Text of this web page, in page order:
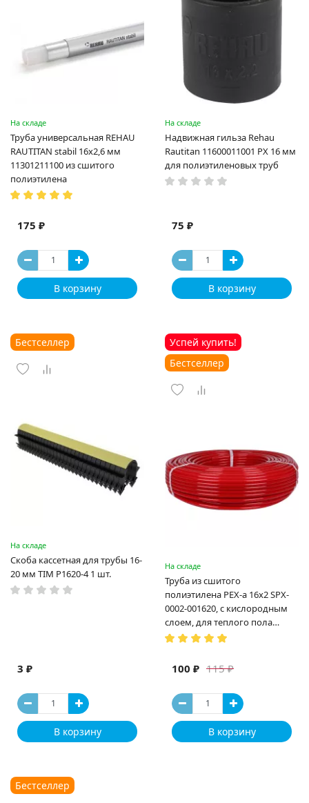
На складе
Труба универсальная REHAU
RAUTITAN stabil 16х2,6 мм
11301211100 из сшитого
полиэтилена
175 ₽
В корзину
На складе
Надвижная гильза Rehau
Rautitan 11600011001 PX 16 мм
для полиэтиленовых труб
75 ₽
В корзину
Бестселлер
На складе
Скоба кассетная для трубы 16-
20 мм TIM P1620-4 1 шт.
3 ₽
В корзину
Успей купить!
Бестселлер
На складе
Труба из сшитого
полиэтилена PEX-a 16х2 SPX-
0002-001620, с кислородным
слоем, для теплого пола
(Испания)
115 ₽
100 ₽
В корзину
Бестселлер